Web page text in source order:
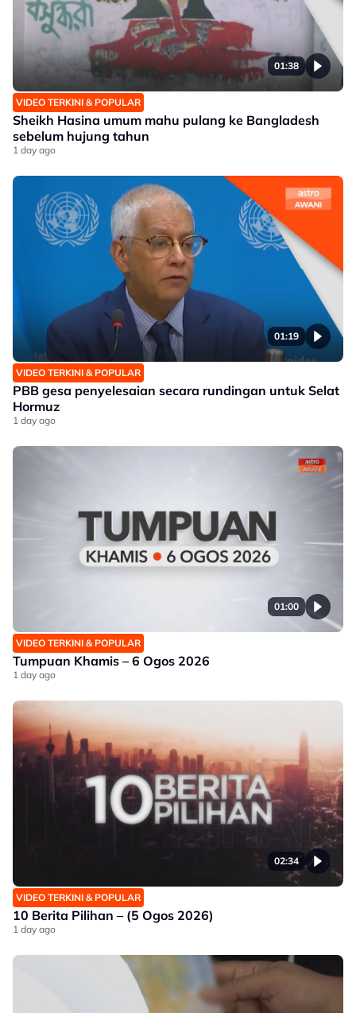
01:38
VIDEO TERKINI & POPULAR
Sheikh Hasina umum mahu pulang ke Bangladesh
sebelum hujung tahun
1 day ago
01:19
VIDEO TERKINI & POPULAR
PBB gesa penyelesaian secara rundingan untuk Selat
Hormuz
1 day ago
01:00
VIDEO TERKINI & POPULAR
Tumpuan Khamis – 6 Ogos 2026
1 day ago
02:34
VIDEO TERKINI & POPULAR
10 Berita Pilihan – (5 Ogos 2026)
1 day ago